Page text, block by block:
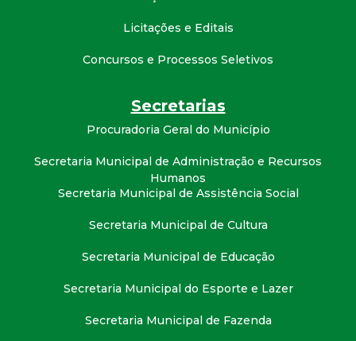
Licitações e Editais
Concursos e Processos Seletivos
Secretarias
Procuradoria Geral do Município
Secretaria Municipal de Administração e Recursos
Humanos
Secretaria Municipal de Assistência Social
Secretaria Municipal de Cultura
Secretaria Municipal de Educação
Secretaria Municipal do Esporte e Lazer
Secretaria Municipal de Fazenda